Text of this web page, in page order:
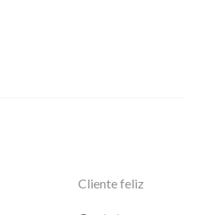
Cliente feliz